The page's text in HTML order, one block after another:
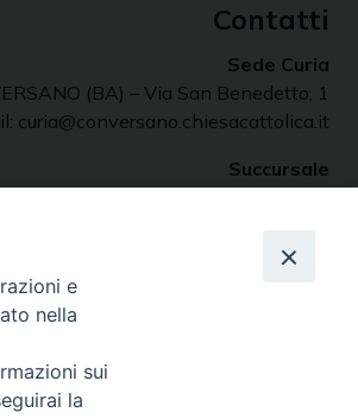
Contatti
Sede Curia
(BA) – Via San Benedetto, 1
curia@conversano.chiesacattolica.it
Succursale
e
nella
sui
la